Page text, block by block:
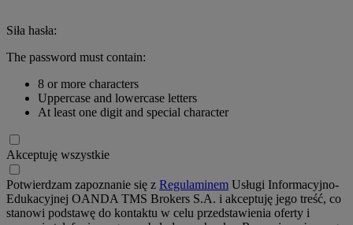
Siła hasła:
The password must contain:
8 or more characters
Uppercase and lowercase letters
At least one digit and special character
Akceptuję wszystkie
Potwierdzam zapoznanie się z Regulaminem Usługi Informacyjno-
Edukacyjnej OANDA TMS Brokers S.A. i akceptuję jego treść, co
stanowi podstawę do kontaktu w celu przedstawienia oferty i